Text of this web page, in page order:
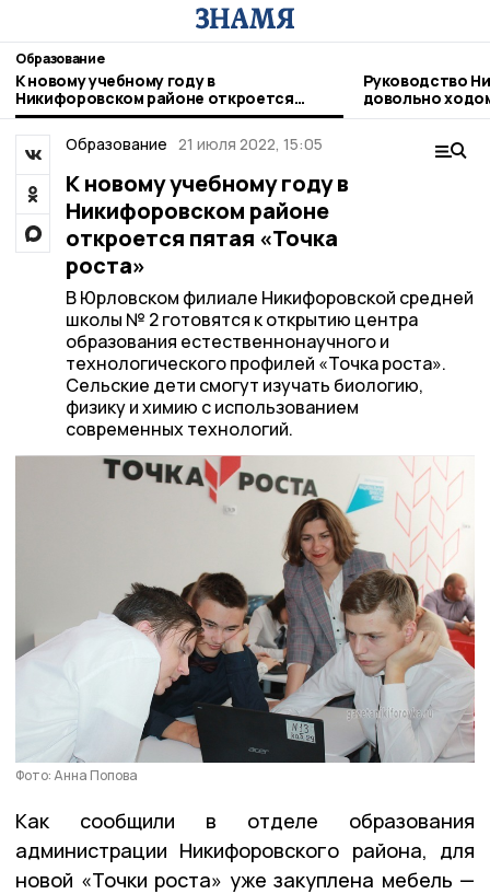
Образование
К новому учебному году в
Никифоровском районе откроется
пятая «Точка роста»
Руководство
довольно
Образование 21 июля 2022, 15:05
К новому учебному году в
Никифоровском районе
откроется пятая «Точка
роста»
В Юрловском филиале Никифоровской средней
школы № 2 готовятся к открытию центра
образования естественнонаучного и
технологического профилей «Точка роста».
Сельские дети смогут изучать биологию,
физику и химию с использованием
современных технологий.
Фото: Анна Попова
Как сообщили в отделе образования
администрации Никифоровского района, для
новой «Точки роста» уже закуплена мебель —